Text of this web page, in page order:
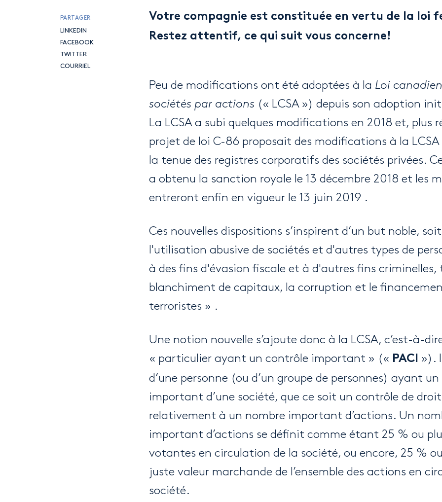
PARTAGER
LINKEDIN
FACEBOOK
TWITTER
COURRIEL
Votre compagnie est constituée en vertu de la loi
Restez attentif, ce qui suit vous concerne!
Peu de modifications ont été adoptées à la Loi
sociétés par actions (« LCSA ») depuis son adoption
La LCSA a subi quelques modifications en 2018 et, plus
projet de loi C-86 proposait des modifications à la
la tenue des registres corporatifs des sociétés privées.
a obtenu la sanction royale le 13 décembre 2018 et les
entreront enfin en vigueur le 13 juin 2019 .
Ces nouvelles dispositions s’inspirent d’un but noble,
l'utilisation abusive de sociétés et d'autres types de
à des fins d'évasion fiscale et à d'autres fins criminelles,
blanchiment de capitaux, la corruption et le
terroristes » .
Une notion nouvelle s’ajoute donc à la LCSA, c’est-à-
« particulier ayant un contrôle important » (« PACI »).
d’une personne (ou d’un groupe de personnes) ayant
important d’une société, que ce soit un contrôle de
relativement à un nombre important d’actions. Un
important d’actions se définit comme étant 25 % ou
votantes en circulation de la société, ou encore, 25 %
juste valeur marchande de l’ensemble des actions en
société.